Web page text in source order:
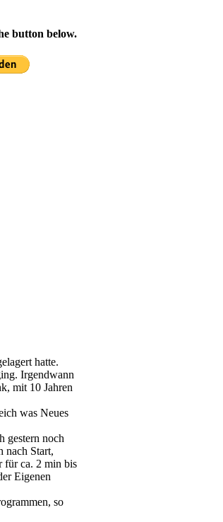
button below.
hatte.
Irgendwann
mit 10 Jahren
was Neues
gestern noch
nach Start,
für ca. 2 min bis
Eigenen
so